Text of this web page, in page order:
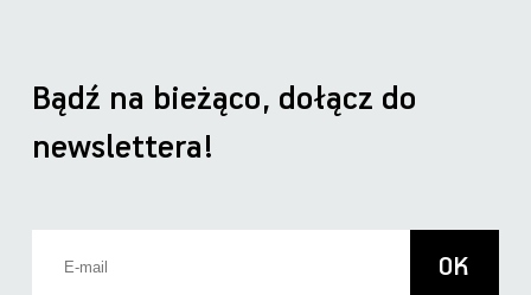
Bądź na bieżąco, dołącz do
newslettera!